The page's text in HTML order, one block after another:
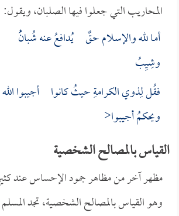
المحاريب التي جعلوا فيها الصلبان، ويقول:
أمـا لله والإسـلام حـقٌ يُدافعُ عنه شُبانُُ
وشِيِبُ
فقُل لِذوي الكرامةِ حيثُ كانوا أجيبوا الله
ويحكمُ أجيبوا<
القياس بالمصالح الشخصية
مظهر آخر من مظاهر جمود الإحساس عند
وهو القياس بالمصالح الشخصية، تجد